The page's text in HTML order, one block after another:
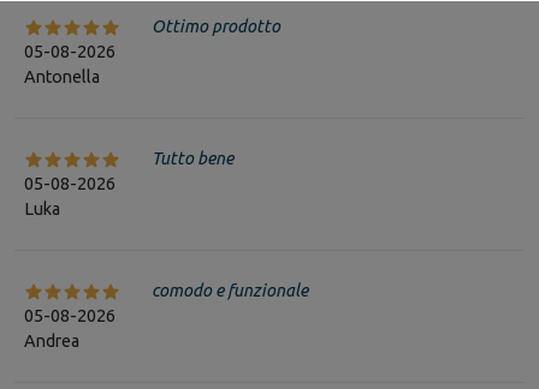
05-08-2026
Antonella
Ottimo prodotto
05-08-2026
Luka
Tutto bene
05-08-2026
Andrea
comodo e funzionale